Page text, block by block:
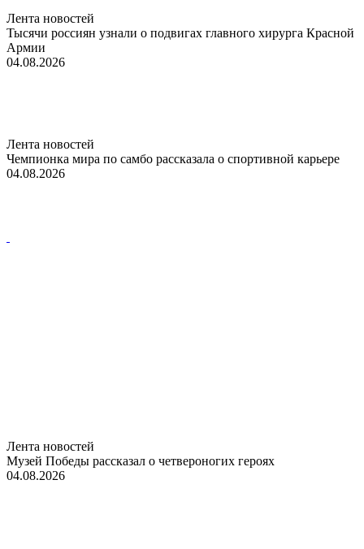
Лента новостей
Тысячи россиян узнали о подвигах главного хирурга Красной
Армии
04.08.2026
Лента новостей
Чемпионка мира по самбо рассказала о спортивной карьере
04.08.2026
Лента новостей
Музей Победы рассказал о четвероногих героях
04.08.2026